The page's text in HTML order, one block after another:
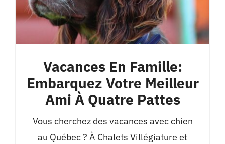
Vacances En Famille:
Embarquez Votre Meilleur
Ami À Quatre Pattes
Vous cherchez des vacances avec chien
au Québec ? À Chalets Villégiature et